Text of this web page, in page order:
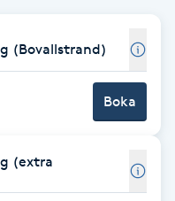
(Bovallstrand)
Boka
(extra